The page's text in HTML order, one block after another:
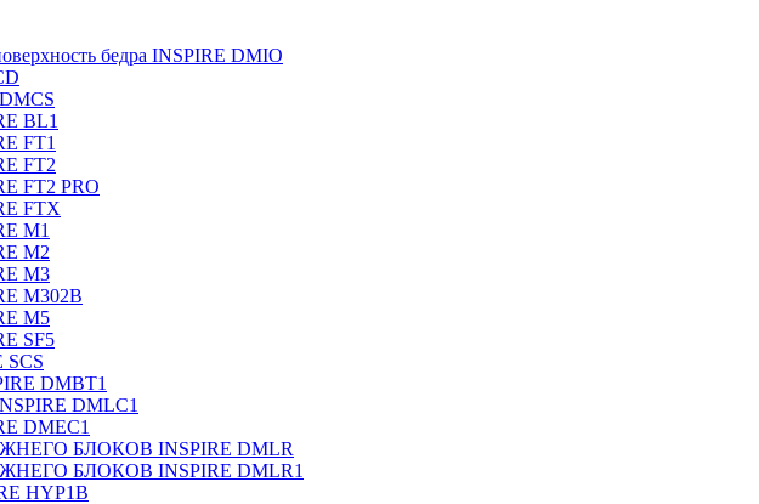
бедра INSPIRE DMIO
BL1
FT1
FT2
FT2 PRO
FTX
M1
M2
M3
M302B
M5
SF5
SCS
DMBT1
DMLC1
DMEC1
БЛОКОВ INSPIRE DMLR
БЛОКОВ INSPIRE DMLR1
HYP1B